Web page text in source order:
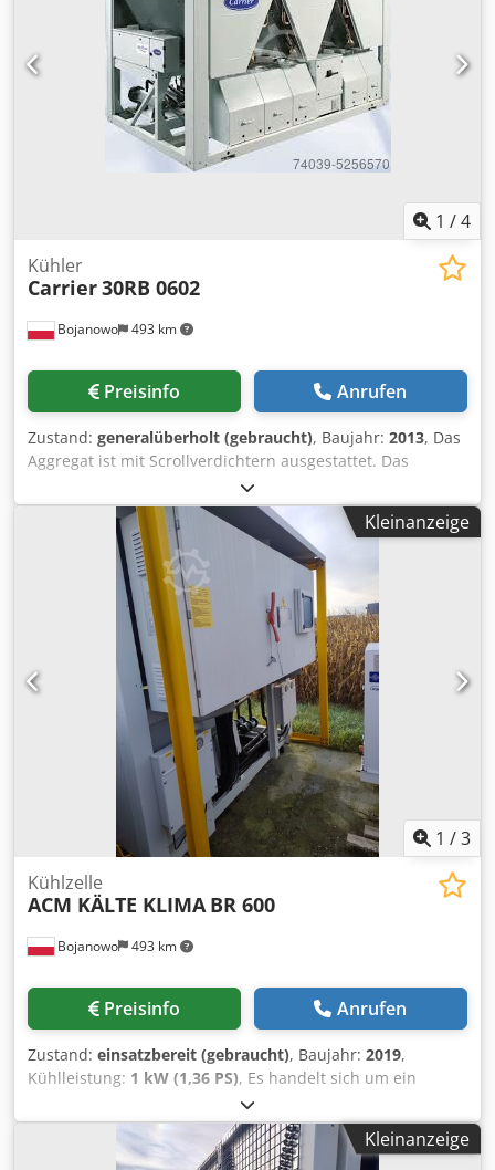
1 /4
Bojanowo 493 km
Kühler
Carrier30RB 0602
Preisinfo Anrufen
Zustand: generalüberholt (gebraucht), Baujahr: 2013, Das
Aggregat ist mit Scrollverdichtern ausgestattet. Das
Kältemittel ist R410A. Die Kälteleistung beträgt ca. 600 kW
bei den Parametern Wasser +12/7°C und
Umgebungstemperatur +35°C. Der Chiller ist nicht mit
einem Hydraulikmodul ausgestattet (keine Pumpe und kein
Behälter). Das Gerät stammt aus unserem
Mietmaschinenpark. Die Verflüssiger wurden aufgrund von
Undichtigkeiten instandgesetzt. Der Transport ist im
Gerätepreis nicht enthalten. Wir gewähren 3 Monate
Garantie (gilt für das Gebiet der Republik Polen).
Crsdpfxsgaqn Is Adtsf
Kleinanzeige
1 /3
Bojanowo 493 km
Kühlzelle
ACM KÄLTE KLIMA BR 600
Preisinfo Anrufen
Zustand: einsatzbereit (gebraucht), Baujahr: 2019,
Kühlleistung: 1 kW (1,36 PS), Es handelt sich um ein
gebrauchtes Aggregat mit einer Nennkälteleistung von ca.
600 kW bei den Parametern Wasser +12/7°C.
Schraubenverdichter von Bitzer. Kältemittel R513A. Das
Kleinanzeige